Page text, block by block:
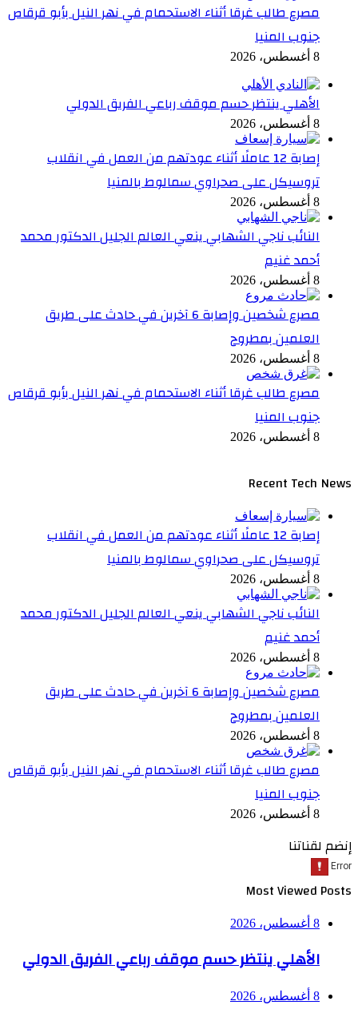
مصرع طالب غرقا أثناء الاستحمام في نهر النيل بأبو قرقاص
جنوب المنيا
8 أغسطس، 2026
الأهلي ينتظر حسم موقف رباعي الفريق الدولي
8 أغسطس، 2026
إصابة 12 عاملًا أثناء عودتهم من العمل في انقلاب
تروسيكل على صحراوي سمالوط بالمنيا
8 أغسطس، 2026
النائب ناجي الشهابي ينعي العالم الجليل الدكتور محمد
أحمد غنيم
8 أغسطس، 2026
مصرع شخصين وإصابة 6 آخرين في حادث على طريق
العلمين بمطروح
8 أغسطس، 2026
مصرع طالب غرقا أثناء الاستحمام في نهر النيل بأبو قرقاص
جنوب المنيا
8 أغسطس، 2026
Recent Tech News
إصابة 12 عاملًا أثناء عودتهم من العمل في انقلاب
تروسيكل على صحراوي سمالوط بالمنيا
8 أغسطس، 2026
النائب ناجي الشهابي ينعي العالم الجليل الدكتور محمد
أحمد غنيم
8 أغسطس، 2026
مصرع شخصين وإصابة 6 آخرين في حادث على طريق
العلمين بمطروح
8 أغسطس، 2026
مصرع طالب غرقا أثناء الاستحمام في نهر النيل بأبو قرقاص
جنوب المنيا
8 أغسطس، 2026
إنضم لقناتنا
Most Viewed Posts
8 أغسطس، 2026
الأهلي ينتظر حسم موقف رباعي الفريق الدولي
8 أغسطس، 2026